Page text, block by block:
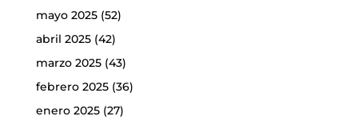
mayo 2025(52)
abril 2025(42)
marzo 2025(43)
febrero 2025(36)
enero 2025(27)